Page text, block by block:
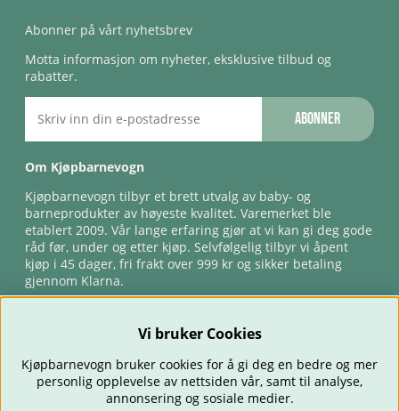
Abonner på vårt nyhetsbrev
Motta informasjon om nyheter, eksklusive tilbud og
rabatter.
Abonner
Om Kjøpbarnevogn
Kjøpbarnevogn tilbyr et brett utvalg av baby- og
barneprodukter av høyeste kvalitet. Varemerket ble
etablert 2009. Vår lange erfaring gjør at vi kan gi deg gode
råd før, under og etter kjøp. Selvfølgelig tilbyr vi åpent
kjøp i 45 dager, fri frakt over 999 kr og sikker betaling
gjennom Klarna.
Vi bruker Cookies
Kjøpbarnevogn bruker cookies for å gi deg en bedre og mer
personlig opplevelse av nettsiden vår, samt til analyse,
annonsering og sosiale medier.